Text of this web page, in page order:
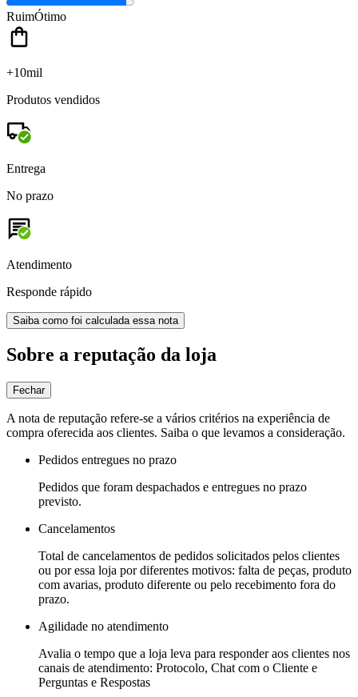
RuimÓtimo
+10mil
Produtos vendidos
Entrega
No prazo
Atendimento
Responde rápido
Saiba como foi calculada essa nota
Sobre a reputação da loja
Fechar
A nota de reputação refere-se a vários critérios na experiência de
compra oferecida aos clientes. Saiba o que levamos a consideração.
Pedidos entregues no prazo
Pedidos que foram despachados e entregues no prazo
previsto.
Cancelamentos
Total de cancelamentos de pedidos solicitados pelos clientes
ou por essa loja por diferentes motivos: falta de peças, produto
com avarias, produto diferente ou pelo recebimento fora do
prazo.
Agilidade no atendimento
Avalia o tempo que a loja leva para responder aos clientes nos
canais de atendimento: Protocolo, Chat com o Cliente e
Perguntas e Respostas